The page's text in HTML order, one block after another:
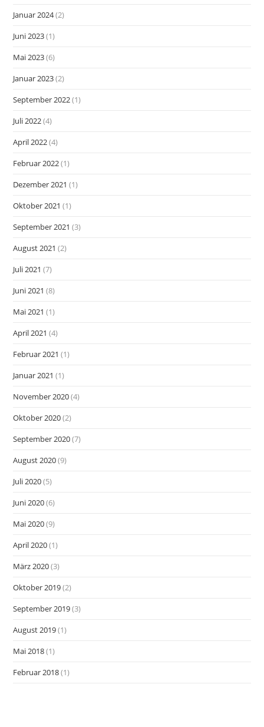
Januar 2024(2)
Juni 2023(1)
Mai 2023(6)
Januar 2023(2)
September 2022(1)
Juli 2022(4)
April 2022(4)
Februar 2022(1)
Dezember 2021 (1)
Oktober 2021 (1)
September 2021 (3)
August 2021 (2)
Juli 2021 (7)
Juni 2021 (8)
Mai 2021 (1)
April 2021 (4)
Februar 2021 (1)
Januar 2021 (1)
November 2020(4)
Oktober 2020(2)
September 2020(7)
August 2020(9)
Juli 2020(5)
Juni 2020(6)
Mai 2020(9)
April 2020(1)
März 2020(3)
Oktober 2019(2)
September 2019(3)
August 2019(1)
Mai 2018(1)
Februar 2018(1)